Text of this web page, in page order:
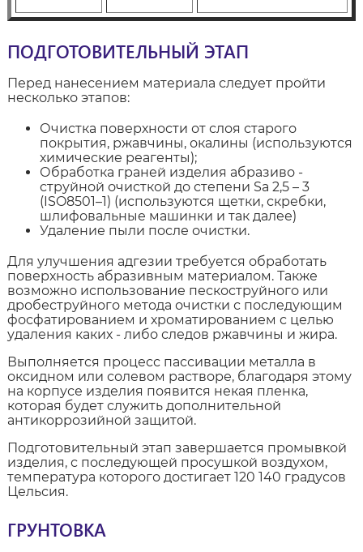
ПОДГОТОВИТЕЛЬНЫЙ ЭТАП
Перед нанесением материала следует пройти
несколько этапов:
Очистка поверхности от слоя старого
покрытия, ржавчины, окалины (используются
химические реагенты);
Обработка граней изделия абразиво -
струйной очисткой до степени Sa 2,5 – 3
(ISO8501–1) (используются щетки, скребки,
шлифовальные машинки и так далее)
Удаление пыли после очистки.
Для улучшения адгезии требуется обработать
поверхность абразивным материалом. Также
возможно использование пескоструйного или
дробеструйного метода очистки с последующим
фосфатированием и хроматированием с целью
удаления каких - либо следов ржавчины и жира.
Выполняется процесс пассивации металла в
оксидном или солевом растворе, благодаря этому
на корпусе изделия появится некая пленка,
которая будет служить дополнительной
антикоррозийной защитой.
Подготовительный этап завершается промывкой
изделия, с последующей просушкой воздухом,
температура которого достигает 120 140 градусов
Цельсия.
ГРУНТОВКА